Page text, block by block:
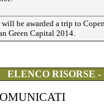
be awarded a trip to
Green Capital 2014.
ELENCO RISORSE